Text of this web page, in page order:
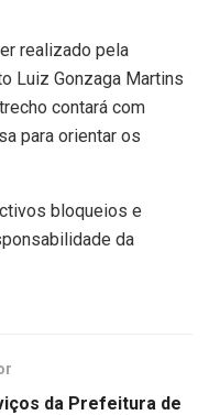
realizado pela
Luiz Gonzaga Martins
contará com
para orientar os
bloqueios e
da
da Prefeitura de